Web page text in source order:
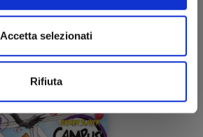
Accetta selezionati
Rifiuta
02/07/2024